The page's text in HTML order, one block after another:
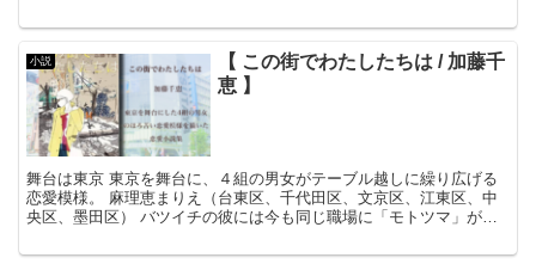
小説
【 この街でわたしたちは / 加藤千
恵 】
舞台は東京 東京を舞台に、４組の男女がテーブル越しに繰り広げる
恋愛模様。 麻理恵まりえ（台東区、千代田区、文京区、江東区、中
央区、墨田区） バツイチの彼には今も同じ職場に「モトツマ」がい